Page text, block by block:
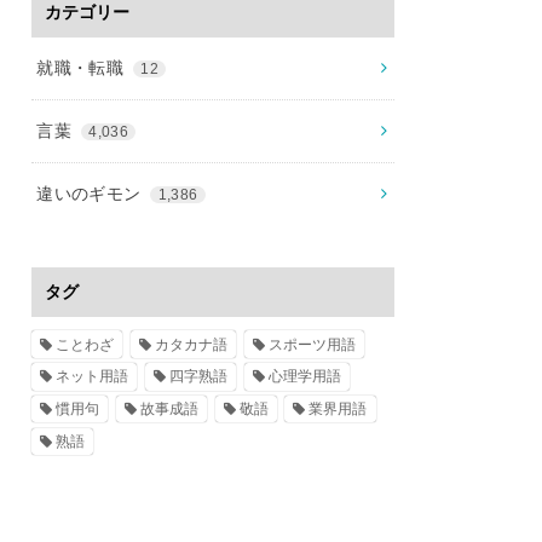
カテゴリー
就職・転職 12
言葉 4,036
違いのギモン 1,386
タグ
ことわざ カタカナ語
スポーツ用語
ネット用語
四字熟語
心理学用語
慣用句
故事成語 敬語
業界用語
熟語